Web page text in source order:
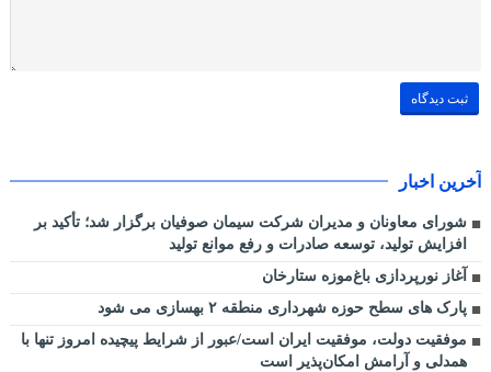
آخرین اخبار
شورای معاونان و مدیران شرکت سیمان صوفیان برگزار شد؛ تأکید بر
افزایش تولید، توسعه صادرات و رفع موانع تولید
آغاز نورپردازی باغ‌موزه ستارخان
پارک های سطح حوزه شهرداری منطقه ۲ بهسازی می شود
موفقیت دولت، موفقیت ایران است/عبور از شرایط پیچیده امروز تنها با
همدلی و آرامش امکان‌پذیر است